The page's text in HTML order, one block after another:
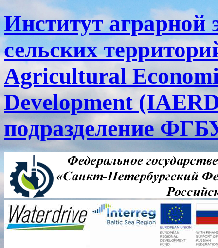
Институт аграрной
сельских
Agricultural
Development
подразделение